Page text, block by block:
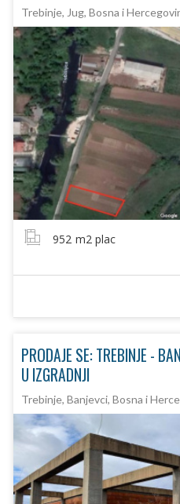
Trebinje, Jug, Bosna i
952 m2 plac
PRODAJE SE: TREBINJE -
U IZGRADNJI
Trebinje, Banjevci, Bosna i